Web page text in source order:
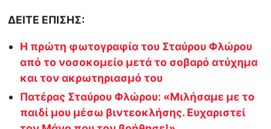
ΔΕΙΤΕ ΕΠΙΣΗΣ:
Η πρώτη φωτογραφία του Σταύρου Φλώρου
από το νοσοκομείο μετά το σοβαρό ατύχημα
και τον ακρωτηριασμό του
Πατέρας Σταύρου Φλώρου: «Μιλήσαμε με το
παιδί μου μέσω βιντεοκλήσης. Ευχαριστεί